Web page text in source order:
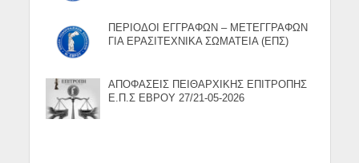
ΠΕΡΙΟΔΟΙ ΕΓΓΡΑΦΩΝ – ΜΕΤΕΓΓΡΑΦΩΝ
ΓΙΑ ΕΡΑΣΙΤΕΧΝΙΚΑ ΣΩΜΑΤΕΙΑ (ΕΠΣ)
ΑΠΟΦΑΣΕΙΣ ΠΕΙΘΑΡΧΙΚΗΣ ΕΠΙΤΡΟΠΗΣ
Ε.Π.Σ ΕΒΡΟΥ 27/21-05-2026